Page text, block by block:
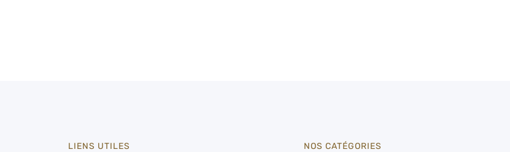
LIENS UTILES
NOS CATÉGORIES